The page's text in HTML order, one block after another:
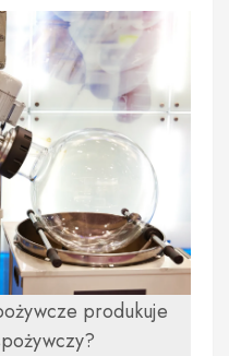
produkuje